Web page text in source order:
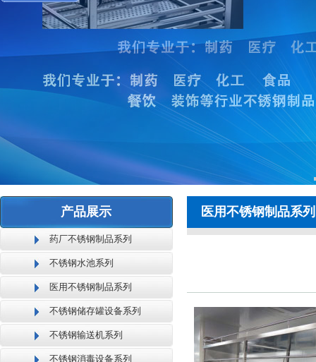
产品展示
药厂不锈钢制品系列
不锈钢水池系列
医用不锈钢制品系列
不锈钢储存罐设备系列
不锈钢输送机系列
不锈钢消毒设备系列
医用不锈钢制品系列